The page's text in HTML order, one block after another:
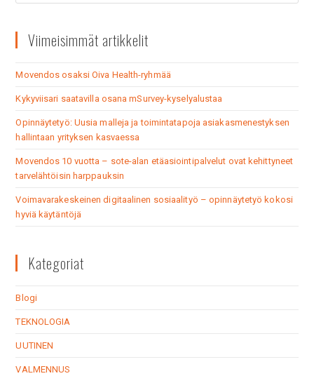
Viimeisimmät artikkelit
Movendos osaksi Oiva Health-ryhmää
Kykyviisari saatavilla osana mSurvey-kyselyalustaa
Opinnäytetyö: Uusia malleja ja toimintatapoja asiakasmenestyksen
hallintaan yrityksen kasvaessa
Movendos 10 vuotta – sote-alan etäasiointipalvelut ovat kehittyneet
tarvelähtöisin harppauksin
Voimavarakeskeinen digitaalinen sosiaalityö – opinnäytetyö kokosi
hyviä käytäntöjä
Kategoriat
Blogi
TEKNOLOGIA
UUTINEN
VALMENNUS